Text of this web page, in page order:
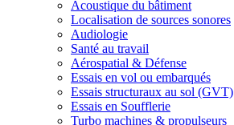
Acoustique du bâtiment
Localisation de sources sonores
Audiologie
Santé au travail
Aérospatial & Défense
Essais en vol ou embarqués
Essais structuraux au sol (GVT)
Essais en Soufflerie
Turbo machines & propulseurs